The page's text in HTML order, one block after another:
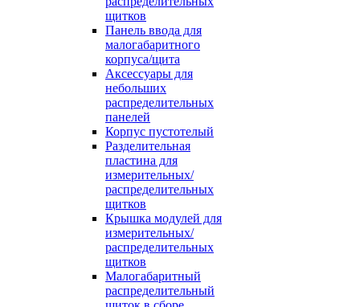
щитков
Панель ввода для
малогабаритного
корпуса/щита
Аксессуары для
небольших
распределительных
панелей
Корпус пустотелый
Разделительная
пластина для
измерительных/
распределительных
щитков
Крышка модулей для
измерительных/
распределительных
щитков
Малогабаритный
распределительный